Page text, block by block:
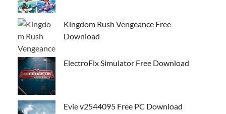
Kingdom Rush Vengeance Free
Download
ElectroFix Simulator Free Download
Evie v2544095 Free PC Download